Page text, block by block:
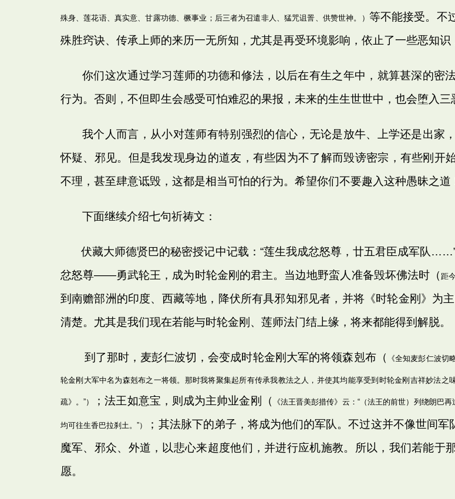
殊身、莲花语、真实意、甘露功德、橛事业；后三者为召遣非人、猛咒诅詈、供赞世神。） 等不能接受。不
殊胜窍诀、传承上师的来历一无所知，尤其是再受环境影响，依止了一些恶知识
你们这次通过学习莲师的功德和修法，以后在有生之年中，就算甚深的密
行为。否则，不但即生会感受可怕难忍的果报，未来的生生世世中，也会堕入三
我个人而言，从小对莲师有特别强烈的信心，无论是放牛、上学还是出家
怀疑、邪见。但是我发现身边的道友，有些因为不了解而毁谤密宗，有些刚开
不理，甚至肆意诋毁，这都是相当可怕的行为。希望你们不要趣入这种愚昧之道
下面继续介绍七句祈祷文：
伏藏大师德贤巴的秘密授记中记载：“莲生我成忿怒尊，廿五君臣成军队
忿怒尊――勇武轮王，成为时轮金刚的君主。当边地野蛮人准备毁坏佛法时（ 距
到南赡部洲的印度、西藏等地，降伏所有具邪知邪见者，并将《时轮金刚》为
清楚。尤其是我们现在若能与时轮金刚、莲师法门结上缘，将来都能得到解脱。
到了那时，麦彭仁波切，会变成时轮金刚大军的将领森剋布（ 《全知麦彭仁波切
轮金刚大军中名为森剋布之一将领。那时我将聚集起所有传承我教法之人，并使其均能享受到时轮金刚吉祥妙法
疏》。”） ；法王如意宝，则成为主帅业金刚（ 《法王晋美彭措传》云：“（法王的前世）列绕朗巴
均可往生香巴拉刹土。”）
；其法脉下的弟子，将成为他们的军队。不过这并不像世间
魔军、邪众、外道，以悲心来超度他们，并进行应机施教。所以，我们若能于
愿。